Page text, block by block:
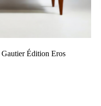
Gautier Édition Eros